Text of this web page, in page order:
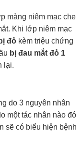
màng niêm mạc che
Khi lớp niêm mạc
đỏkèm triệu chứng
bị đau mắt đỏ 1
lại.
do 3 nguyên nhân
một tác nhân nào đó
sẽ có biểu hiện bệnh